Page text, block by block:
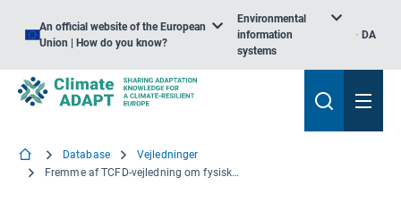
An official website of the European
Union | How do you know?
Environmental
information
systems
DA
Database
Vejledninger
Fremme af TCFD-vejledning om fysiske klimarisici og -muligheder